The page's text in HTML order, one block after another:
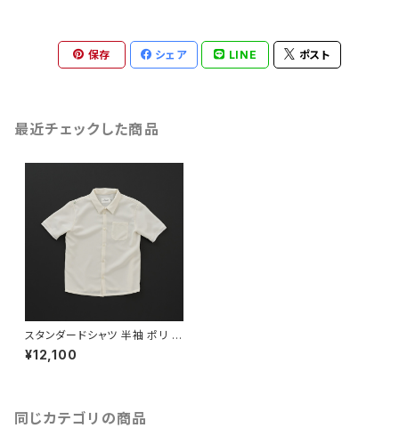
保存 シェア LINE ポスト
最近チェックした商品
スタンダードシャツ 半袖 ポリ 白
×白
¥12,100
同じカテゴリの商品